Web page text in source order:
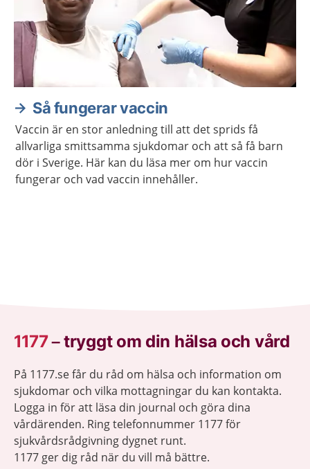
Så fungerar vaccin
Vaccin är en stor anledning till att det sprids få
allvarliga smittsamma sjukdomar och att så få barn
dör i Sverige. Här kan du läsa mer om hur vaccin
fungerar och vad vaccin innehåller.
1177–tryggt om din hälsa och vård
På 1177.se får du råd om hälsa och information om
sjukdomar och vilka mottagningar du kan kontakta.
Logga in för att läsa din journal och göra dina
vårdärenden. Ring telefonnummer 1177 för
sjukvårdsrådgivning dygnet runt.
1177 ger dig råd när du vill må bättre.